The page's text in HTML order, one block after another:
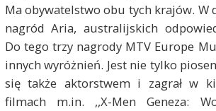
Ma obywatelstwo obu tych krajów. W
nagród Aria, australijskich
Do tego trzy nagrody MTV Europe
innych wyróżnień. Jest nie tylko
się także aktorstwem i zagrał w
filmach m.in. ,,X-Men Geneza: